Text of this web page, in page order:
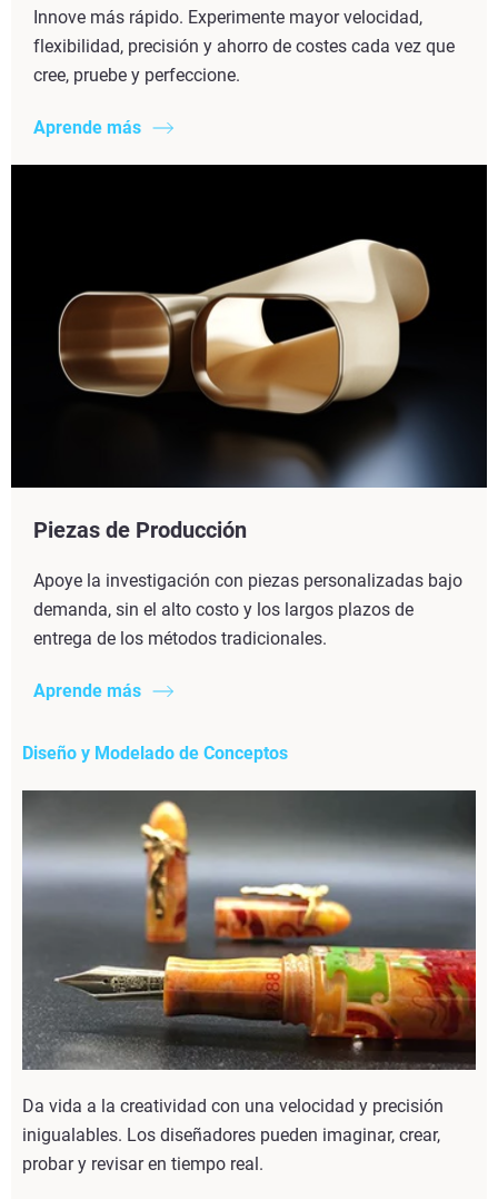
Innove más rápido. Experimente mayor velocidad,
flexibilidad, precisión y ahorro de costes cada vez que
cree, pruebe y perfeccione.
Aprende más
Piezas de Producción
Apoye la investigación con piezas personalizadas bajo
demanda, sin el alto costo y los largos plazos de
entrega de los métodos tradicionales.
Aprende más
Diseño y Modelado de Conceptos
Da vida a la creatividad con una velocidad y precisión
inigualables. Los diseñadores pueden imaginar, crear,
probar y revisar en tiempo real.